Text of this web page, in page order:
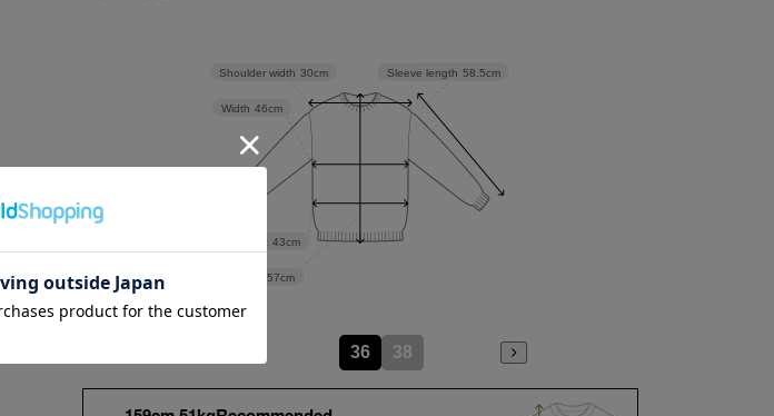
Sleeve length 58.5cm
57cm
Waist 43cm
Width 46cm
Shoulder width 30cm
36 38